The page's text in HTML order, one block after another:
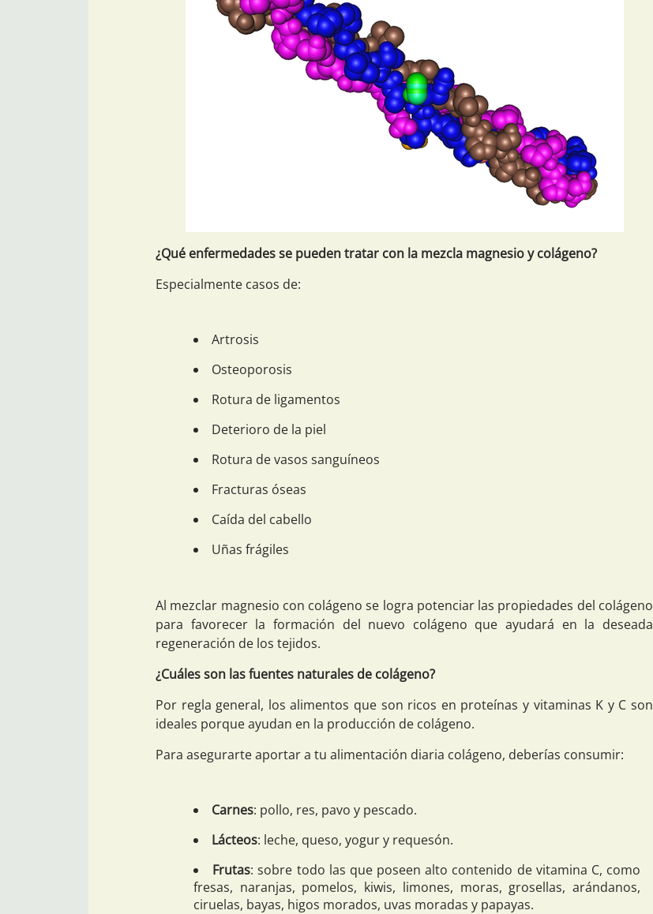
¿Qué enfermedades se pueden tratar con la mezcla magnesio y colágeno?
Especialmente casos de:
Artrosis
Osteoporosis
Rotura de ligamentos
Deterioro de la piel
Rotura de vasos sanguíneos
Fracturas óseas
Caída del cabello
Uñas frágiles
Al mezclar magnesio con colágeno se logra potenciar las propiedades del colágeno
para favorecer la formación del nuevo colágeno que ayudará en la deseada
regeneración de los tejidos.
¿Cuáles son las fuentes naturales de colágeno?
Por regla general, los alimentos que son ricos en proteínas y vitaminas K y C son
ideales porque ayudan en la producción de colágeno.
Para asegurarte aportar a tu alimentación diaria colágeno, deberías consumir:
Carnes: pollo, res, pavo y pescado.
Lácteos: leche, queso, yogur y requesón.
Frutas: sobre todo las que poseen alto contenido de vitamina C, como
fresas, naranjas, pomelos, kiwis, limones, moras, grosellas, arándanos,
ciruelas, bayas, higos morados, uvas moradas y papayas.